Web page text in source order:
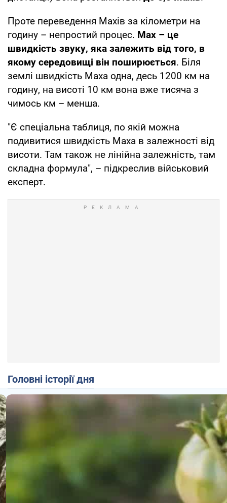
Проте переведення Махів за кілометри на
годину – непростий процес. Мах – це
швидкість звуку, яка залежить від того, в
якому середовищі він поширюється. Біля
землі швидкість Маха одна, десь 1200 км на
годину, на висоті 10 км вона вже тисяча з
чимось км – менша.
"Є спеціальна таблиця, по якій можна
подивитися швидкість Маха в залежності від
висоти. Там також не лінійна залежність, там
складна формула", – підкреслив військовий
експерт.
Головні історії дня